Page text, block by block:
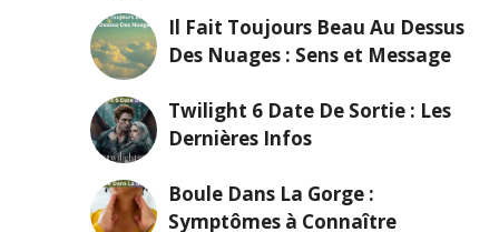
Il Fait Toujours Beau Au Dessus
Des Nuages : Sens et Message
Twilight 6 Date De Sortie : Les
Dernières Infos
Boule Dans La Gorge :
Symptômes à Connaître